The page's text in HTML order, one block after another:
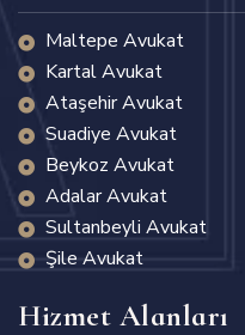
Maltepe Avukat
Kartal Avukat
Ataşehir Avukat
Suadiye Avukat
Beykoz Avukat
Adalar Avukat
Sultanbeyli Avukat
Şile Avukat
Hizmet Alanları